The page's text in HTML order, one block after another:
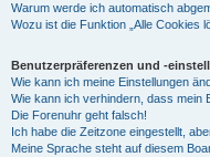
Warum werde ich automatisch
Wozu ist die Funktion „Alle Cookies
Benutzerpräferenzen und -
Wie kann ich meine Einstellungen
Wie kann ich verhindern, dass mein
Die Forenuhr geht falsch!
Ich habe die Zeitzone eingestellt,
Meine Sprache steht auf diesem